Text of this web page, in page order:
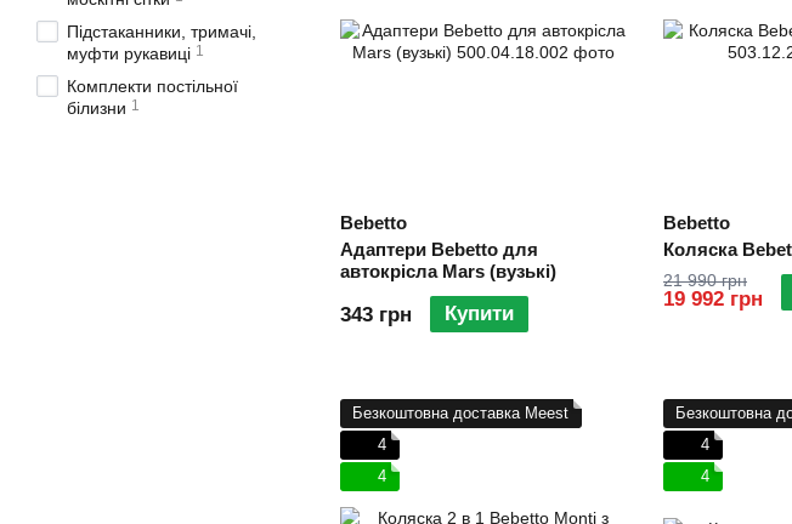
Bebetto
Адаптери Bebetto для
автокрісла Mars (вузькі)
343 грн Купити
Bebetto
Коляска
21 990 грн
19 992 грн
Безкоштовна доставка Meest
4
4
Безкоштовна
4
4
Підстаканники, тримачі,
муфти рукавиці 1
Комплекти постільної
білизни 1